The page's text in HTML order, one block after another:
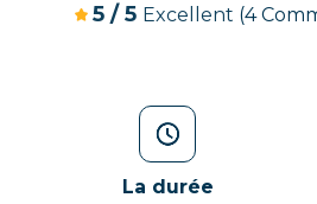
5 /5 Excellent (4
La durée